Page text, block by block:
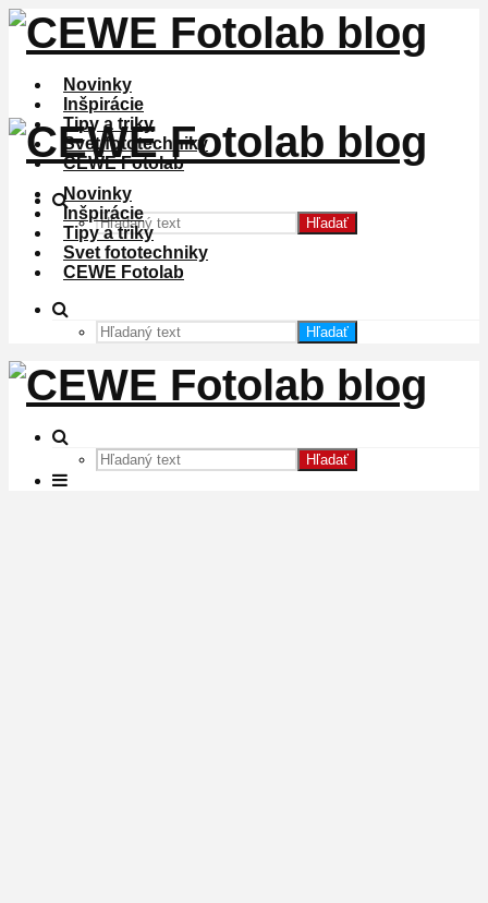
Novinky
Inšpirácie
Tipy a triky
Svet fototechniky
CEWE Fotolab
Hľadať
Novinky
Inšpirácie
Tipy a triky
Svet fototechniky
CEWE Fotolab
Hľadať
Hľadať